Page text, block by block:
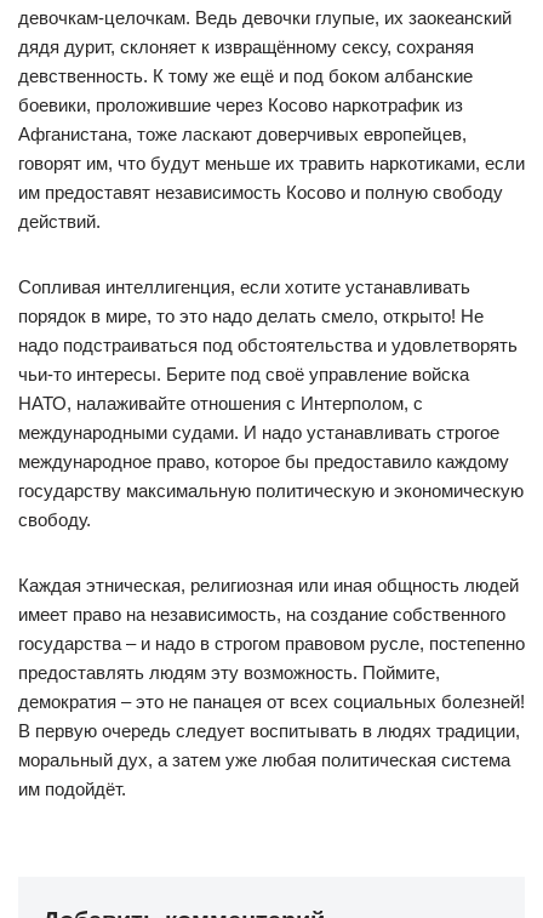
девочкам-целочкам. Ведь девочки глупые, их заокеанский
дядя дурит, склоняет к извращённому сексу, сохраняя
девственность. К тому же ещё и под боком албанские
боевики, проложившие через Косово наркотрафик из
Афганистана, тоже ласкают доверчивых европейцев,
говорят им, что будут меньше их травить наркотиками, если
им предоставят независимость Косово и полную свободу
действий.
Сопливая интеллигенция, если хотите устанавливать
порядок в мире, то это надо делать смело, открыто! Не
надо подстраиваться под обстоятельства и удовлетворять
чьи-то интересы. Берите под своё управление войска
НАТО, налаживайте отношения с Интерполом, с
международными судами. И надо устанавливать строгое
международное право, которое бы предоставило каждому
государству максимальную политическую и экономическую
свободу.
Каждая этническая, религиозная или иная общность людей
имеет право на независимость, на создание собственного
государства – и надо в строгом правовом русле, постепенно
предоставлять людям эту возможность. Поймите,
демократия – это не панацея от всех социальных болезней!
В первую очередь следует воспитывать в людях традиции,
моральный дух, а затем уже любая политическая система
им подойдёт.